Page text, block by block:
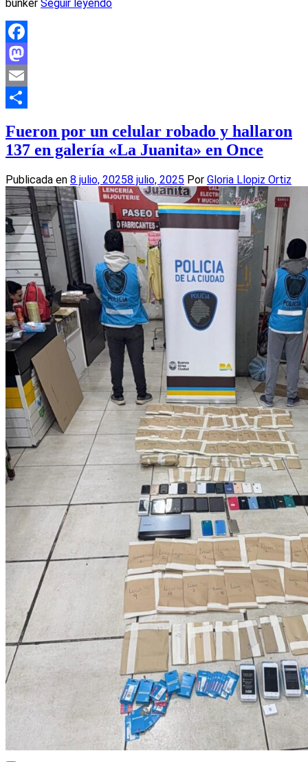
búnker Seguir leyendo
Facebook
Mastodon
Email
Fueron por un celular robado y hallaron
137 en galería «La Juanita» en Once
Publicada en 8 julio, 20258 julio, 2025 Por Gloria Llopiz Ortiz